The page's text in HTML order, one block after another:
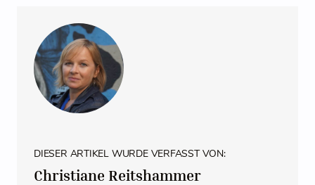
DIESER ARTIKEL WURDE VERFASST VON:
Christiane Reitshammer